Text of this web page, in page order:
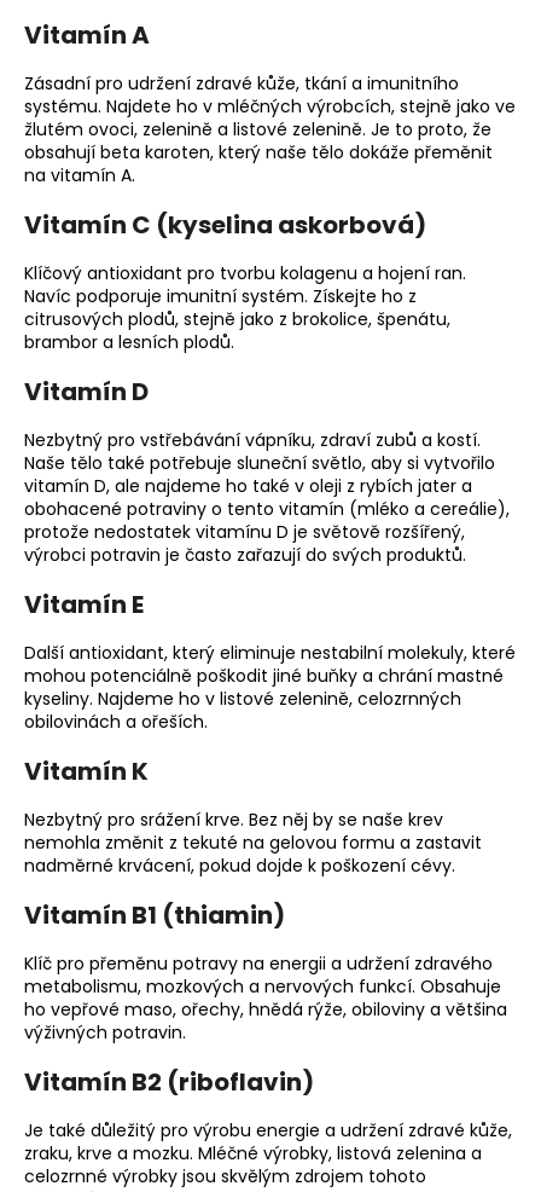
Vitamín A
Zásadní pro udržení zdravé kůže, tkání a imunitního
systému. Najdete ho v mléčných výrobcích, stejně jako ve
žlutém ovoci, zelenině a listové zelenině. Je to proto, že
obsahují beta karoten, který naše tělo dokáže přeměnit
na vitamín A.
Vitamín C (kyselina askorbová)
Klíčový antioxidant pro tvorbu kolagenu a hojení ran.
Navíc podporuje imunitní systém. Získejte ho z
citrusových plodů, stejně jako z brokolice, špenátu,
brambor a lesních plodů.
Vitamín D
Nezbytný pro vstřebávání vápníku, zdraví zubů a kostí.
Naše tělo také potřebuje sluneční světlo, aby si vytvořilo
vitamín D, ale najdeme ho také v oleji z rybích jater a
obohacené potraviny o tento vitamín (mléko a cereálie),
protože nedostatek vitamínu D je světově rozšířený,
výrobci potravin je často zařazují do svých produktů.
Vitamín E
Další antioxidant, který eliminuje nestabilní molekuly, které
mohou potenciálně poškodit jiné buňky a chrání mastné
kyseliny. Najdeme ho v listové zelenině, celozrnných
obilovinách a ořeších.
Vitamín K
Nezbytný pro srážení krve. Bez něj by se naše krev
nemohla změnit z tekuté na gelovou formu a zastavit
nadměrné krvácení, pokud dojde k poškození cévy.
Vitamín B1 (thiamin)
Klíč pro přeměnu potravy na energii a udržení zdravého
metabolismu, mozkových a nervových funkcí. Obsahuje
ho vepřové maso, ořechy, hnědá rýže, obiloviny a většina
výživných potravin.
Vitamín B2 (riboflavin)
Je také důležitý pro výrobu energie a udržení zdravé kůže,
zraku, krve a mozku. Mléčné výrobky, listová zelenina a
celozrnné výrobky jsou skvělým zdrojem tohoto